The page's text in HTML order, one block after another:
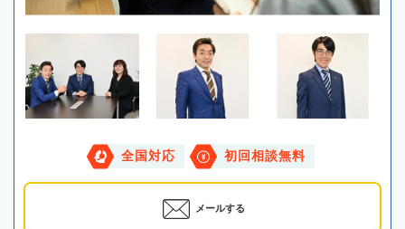
全国対応 初回相談無料
メールする